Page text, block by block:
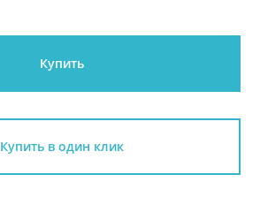
Купить
Купить в один клик